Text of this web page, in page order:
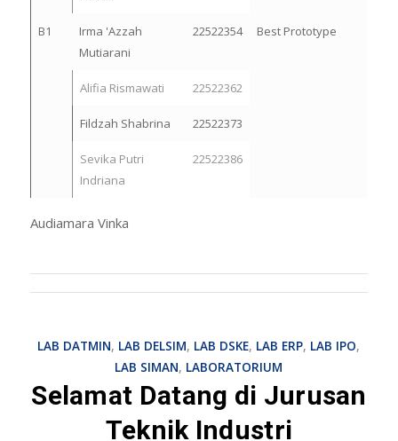
B1
Irma 'Azzah
Mutiarani
22522354 Best Prototype
Alifia Rismawati 22522362
Fildzah Shabrina 22522373
Sevika Putri
Indriana
22522386
Audiamara Vinka
LAB DATMIN, LAB DELSIM, LAB DSKE, LAB ERP, LAB IPO,
LAB SIMAN, LABORATORIUM
Selamat Datang di Jurusan
Teknik Industri